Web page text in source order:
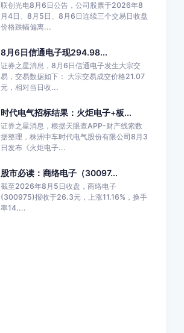
联创光电8月6日公告，公司股票于2026年8
月4日、8月5日、8月6日连续三个交易日收盘
价格跌幅偏离...
8月6日信通电子现294.98...
证券之星消息，8月6日信通电子发生大宗交
易，交易数据如下： 大宗交易成交价格21.07
元，相对当日收...
时代电气招标结果：火炬电子+板...
证券之星消息，根据天眼查APP-财产线索数
据整理，株洲中车时代电气股份有限公司8月3
日发布《火炬电子...
股市必读：商络电子（30097...
截至2026年8月5日收盘，商络电子
(300975)报收于26.3元，上涨11.16%，换手
率14....